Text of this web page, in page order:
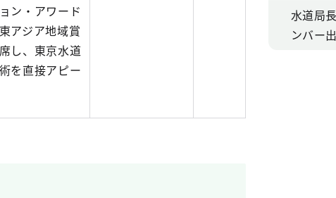
ン・アワード
アジア地域賞
し、東京水道
を直接アピー
水道局
ンバー